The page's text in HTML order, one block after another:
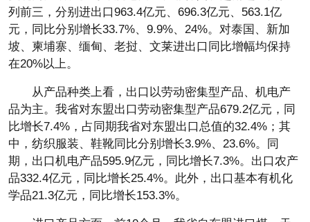
列前三，分别进出口963.4亿元、696.3亿元、563.1亿
元，同比分别增长33.7%、9.9%、24%。对泰国、新加
坡、柬埔寨、缅甸、老挝、文莱进出口同比增幅均保持
在20%以上。
从产品种类上看，出口以劳动密集型产品、机电产
品为主。我省对东盟出口劳动密集型产品679.2亿元，同
比增长7.4%，占同期我省对东盟出口总值的32.4%；其
中，纺织服装、鞋靴同比分别增长3.9%、23.6%。同
期，出口机电产品595.9亿元，同比增长7.3%。出口农产
品332.4亿元，同比增长25.4%。此外，出口基本有机化
学品21.3亿元，同比增长153.3%。